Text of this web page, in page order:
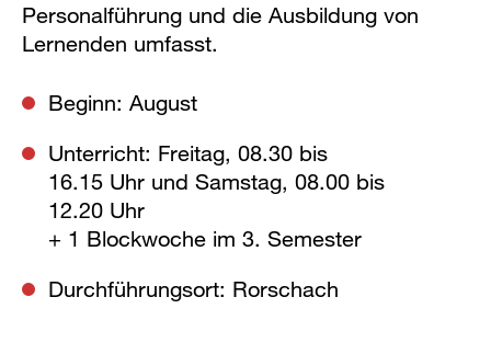
Personalführung und die Ausbildung von
Lernenden umfasst.
Beginn: August
Unterricht: Freitag, 08.30 bis
16.15 Uhr und Samstag, 08.00 bis
12.20 Uhr
+ 1 Blockwoche im 3. Semester
Durchführungsort: Rorschach